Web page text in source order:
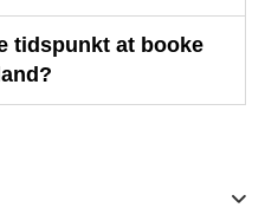
tidspunkt at booke